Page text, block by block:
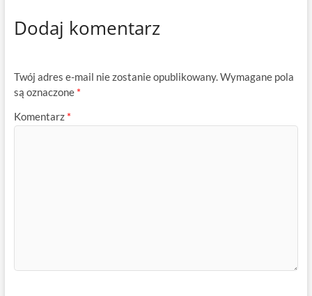
Dodaj komentarz
Twój adres e-mail nie zostanie opublikowany.Wymagane pola
są oznaczone *
Komentarz *